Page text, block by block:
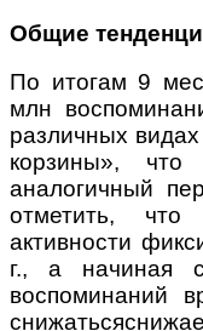
Общие
По итогам 9
млн
различных
корзины»,
аналогичный
отметить, что
активности
г., а начиная
воспоминаний